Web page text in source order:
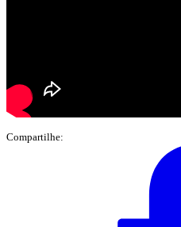
Compartilhe: